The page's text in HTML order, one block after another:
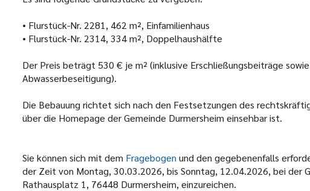
• Flurstück-Nr. 2281, 462 m², Einfamilienhaus
• Flurstück-Nr. 2314, 334 m², Doppelhaushälfte
Der Preis beträgt 530 € je m² (inklusive Erschließungsbeiträge
Abwasserbeseitigung).
Die Bebauung richtet sich nach den Festsetzungen des
über die Homepage der Gemeinde Durmersheim einsehbar ist.
Sie können sich mit dem Fragebogen und den gegebenenfalls
der Zeit von Montag, 30.03.2026, bis Sonntag, 12.04.2026, bei der
Rathausplatz 1, 76448 Durmersheim, einzureichen.